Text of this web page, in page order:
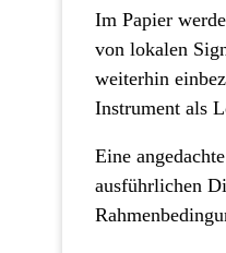
Im Papier
von lokalen
weiterhin
Instrument als
Eine
ausführlichen